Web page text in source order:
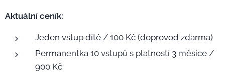
Aktuální ceník:
Jeden vstup dítě / 100 Kč (doprovod zdarma)
Permanentka 10 vstupů s platností 3 měsíce /
900 Kč